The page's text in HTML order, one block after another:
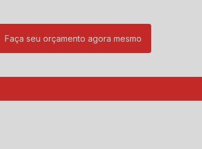
Faça seu orçamento agora mesmo